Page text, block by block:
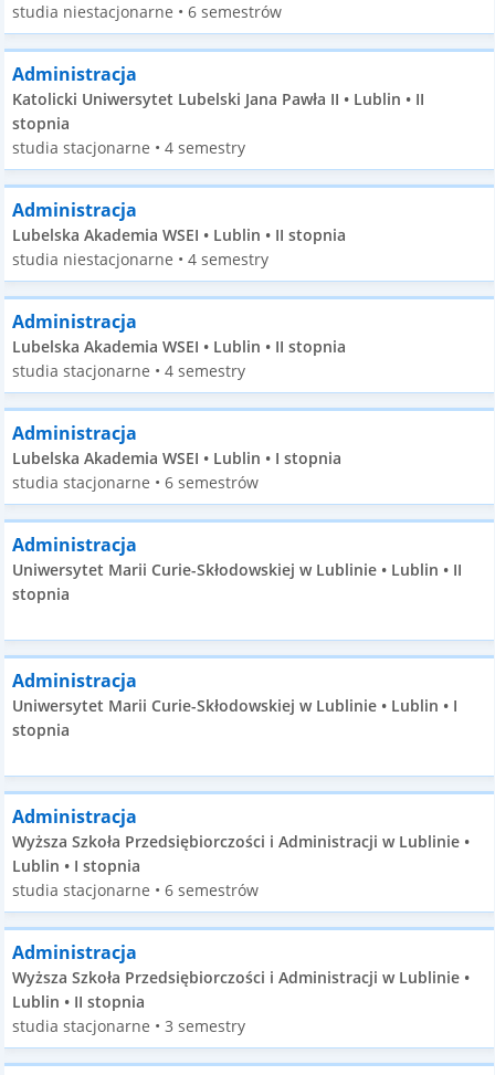
studia niestacjonarne • 6 semestrów
Administracja
Katolicki Uniwersytet Lubelski Jana Pawła II • Lublin • II
stopnia
studia stacjonarne • 4 semestry
Administracja
Lubelska Akademia WSEI • Lublin • II stopnia
studia niestacjonarne • 4 semestry
Administracja
Lubelska Akademia WSEI • Lublin • II stopnia
studia stacjonarne • 4 semestry
Administracja
Lubelska Akademia WSEI • Lublin • I stopnia
studia stacjonarne • 6 semestrów
Administracja
Uniwersytet Marii Curie-Skłodowskiej w Lublinie • Lublin • II
stopnia
Administracja
Uniwersytet Marii Curie-Skłodowskiej w Lublinie • Lublin • I
stopnia
Administracja
Wyższa Szkoła Przedsiębiorczości i Administracji w Lublinie •
Lublin • I stopnia
studia stacjonarne • 6 semestrów
Administracja
Wyższa Szkoła Przedsiębiorczości i Administracji w Lublinie •
Lublin • II stopnia
studia stacjonarne • 3 semestry